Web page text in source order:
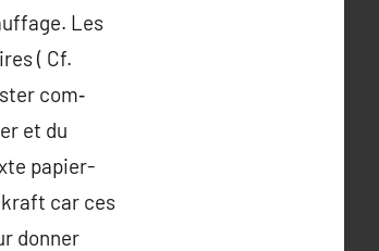
Les
( Cf.
com‑
et du
papier-
car ces
donner